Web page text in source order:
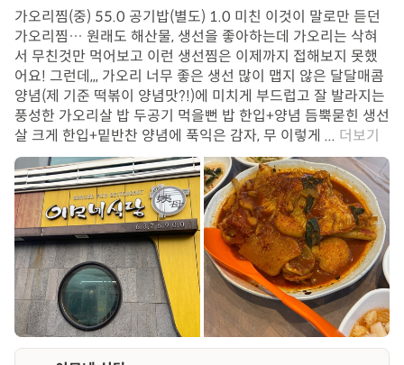
가오리찜(중) 55.0 공기밥(별도) 1.0 미친 이것이 말로만 듣던
가오리찜… 원래도 해산물, 생선을 좋아하는데 가오리는 삭혀
서 무친것만 먹어보고 이런 생선찜은 이제까지 접해보지 못했
어요! 그런데,,, 가오리 너무 좋은 생선 많이 맵지 않은 달달매콤
양념(제 기준 떡볶이 양념맛?!)에 미치게 부드럽고 잘 발라지는
풍성한 가오리살 밥 두공기 먹을뻔 밥 한입+양념 듬뿍묻힌 생선
살 크게 한입+밑반찬 양념에 푹익은 감자, 무 이렇게 ... 더보기